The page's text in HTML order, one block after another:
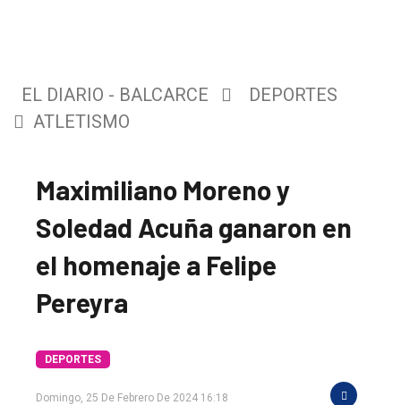
EL DIARIO - BALCARCE
DEPORTES
ATLETISMO
Maximiliano Moreno y
Soledad Acuña ganaron en
el homenaje a Felipe
Pereyra
DEPORTES
Domingo, 25 De Febrero De 2024 16:18